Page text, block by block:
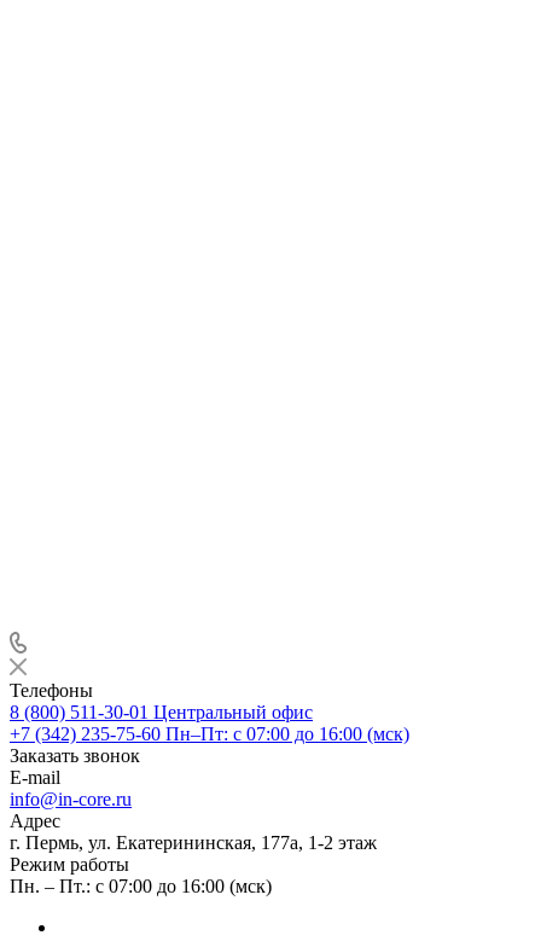
Телефоны
8 (800) 511-30-01 Центральный офис
+7 (342) 235-75-60 Пн–Пт: с 07:00 до 16:00 (мск)
Заказать звонок
E-mail
info@in-core.ru
Адрес
г. Пермь, ул. ​Екатерининская, 177а, ​1-2 этаж
Режим работы
Пн. – Пт.: с 07:00 до 16:00 (мск)